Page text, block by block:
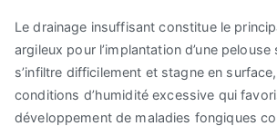
Le drainage insuffisant constitue le
argileux pour l’implantation d’une pelouse
s’infiltre difficilement et stagne en
conditions d’humidité excessive qui
développement de maladies fongiques